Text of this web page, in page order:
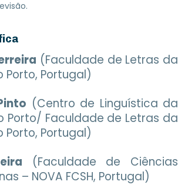
(Faculdade de Letras da
Porto, Portugal)
(Centro de Linguística da
Porto/ Faculdade de Letras da
Porto, Portugal)
(Faculdade de Ciências
– NOVA FCSH, Portugal)